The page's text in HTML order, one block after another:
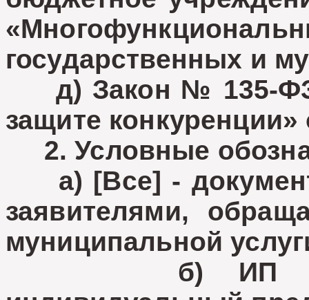
государственных и
д) Закон № 135-ФЗ
защите
2. Условные
а) [Все] -
заявителями,
муниципальной
б) ИП -